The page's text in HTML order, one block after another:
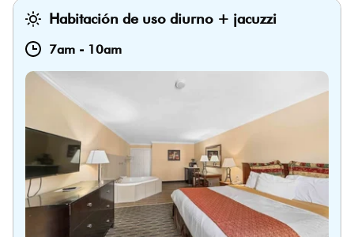
Habitación de uso diurno + jacuzzi
7am - 10am